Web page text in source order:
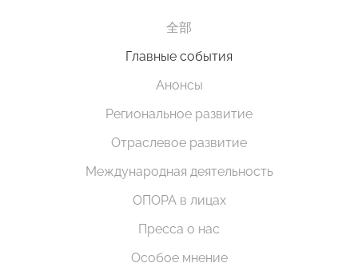
全部
Главные события
Анонсы
Региональное развитие
Отраслевое развитие
Международная деятельность
ОПОРА в лицах
Пресса о нас
Особое мнение